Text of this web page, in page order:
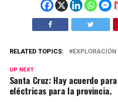
RELATED TOPICS:
UP NEXT
Santa Cruz: Hay acuerdo
eléctricas para la provincia.